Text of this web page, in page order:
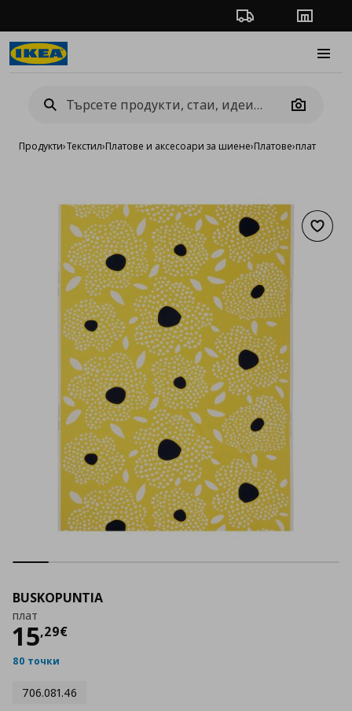
Проследяване на
Camera
Продукти›Текстил›Платове и аксесоари за шиене›Платове›плат
BUSKOPUNTIA
плат
15,29€
Цена
80 точки
706.081.46